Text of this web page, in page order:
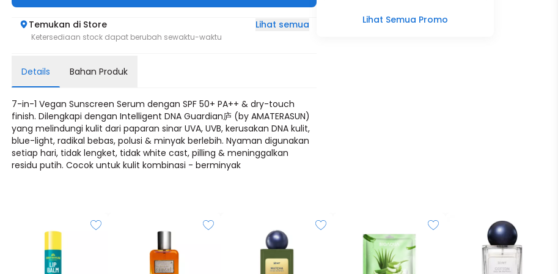
Temukan di Store Lihat semua
Ketersediaan stock dapat berubah sewaktu-waktu
Details Bahan Produk
7-in-1 Vegan Sunscreen Serum dengan SPF 50+ PA++ & dry-touch
finish. Dilengkapi dengan Intelligent DNA Guardian庐 (by AMATERASUN)
yang melindungi kulit dari paparan sinar UVA, UVB, kerusakan DNA kulit,
blue-light, radikal bebas, polusi & minyak berlebih. Nyaman digunakan
setiap hari, tidak lengket, tidak white cast, pilling & meninggalkan
residu putih. Cocok untuk kulit kombinasi - berminyak
Lihat Semua Promo